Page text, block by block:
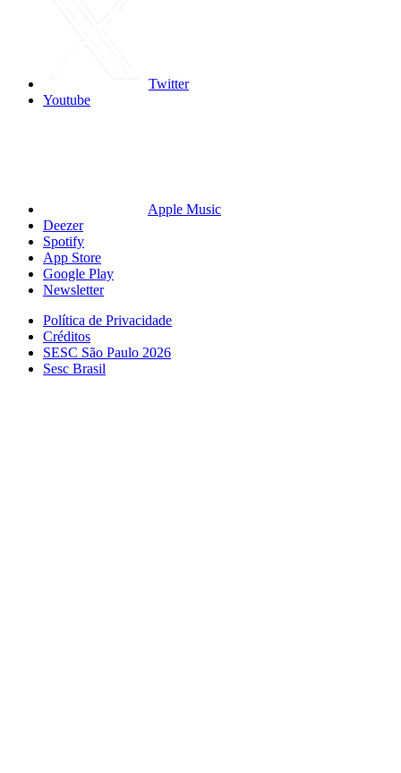
Twitter
Youtube
Apple Music
Deezer
Spotify
App Store
Google Play
Newsletter
Política de Privacidade
Créditos
SESC São Paulo 2026
Sesc Brasil